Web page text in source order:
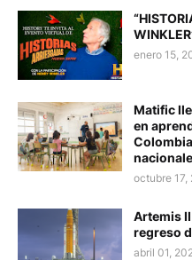
enero 15,
Matific
en
octubre 17,
Artemis
regreso
abril 01,